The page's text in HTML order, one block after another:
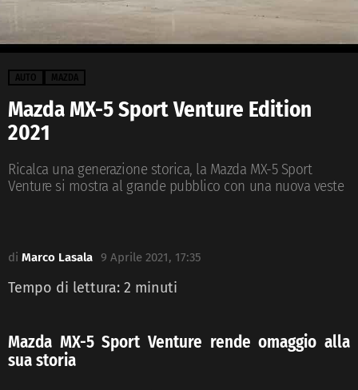
AUTO MAZDA
Mazda MX-5 Sport Venture Edition
2021
Ricalca una generazione storica, la Mazda MX-5 Sport
Venture si mostra al grande pubblico con una nuova veste
di Marco Lasala 9 Aprile 2021, 17:35
Tempo di lettura: 2 minuti
Mazda MX-5 Sport Venture rende omaggio alla
sua storia